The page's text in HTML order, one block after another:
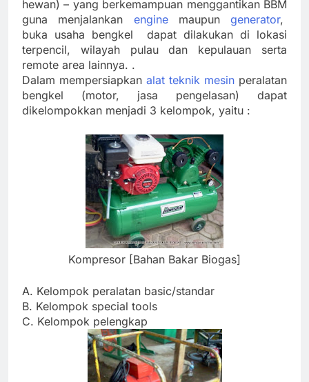
hewan) – yang berkemampuan menggantikan BBM
guna menjalankan enginemaupun generator,
buka usaha bengkel dapat dilakukan di lokasi
terpencil, wilayah pulau dan kepulauan serta
remote area lainnya. .
Dalam mempersiapkan alat teknik mesin peralatan
bengkel (motor, jasa pengelasan) dapat
dikelompokkan menjadi 3 kelompok, yaitu :
Kompresor [Bahan Bakar Biogas]
A. Kelompok peralatan basic/standar
B. Kelompok special tools
C. Kelompok pelengkap